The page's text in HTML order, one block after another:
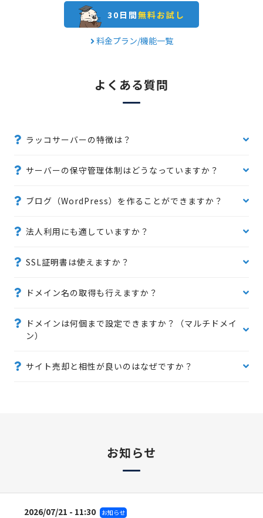
30日間無料お試し
料金プラン/機能一覧
よくある質問
ラッコサーバーの特徴は？
サーバーの保守管理体制はどうなっていますか？
ブログ（WordPress）を作ることができますか？
法人利用にも適していますか？
SSL証明書は使えますか？
ドメイン名の取得も行えますか？
ドメインは何個まで設定できますか？（マルチドメイ
ン）
サイト売却と相性が良いのはなぜですか？
お知らせ
2026/07/21 - 11:30 お知らせ